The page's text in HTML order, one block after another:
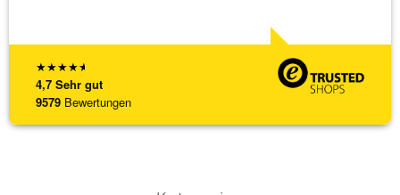
★★★★★
4,7 Sehr gut
9579 Bewertungen